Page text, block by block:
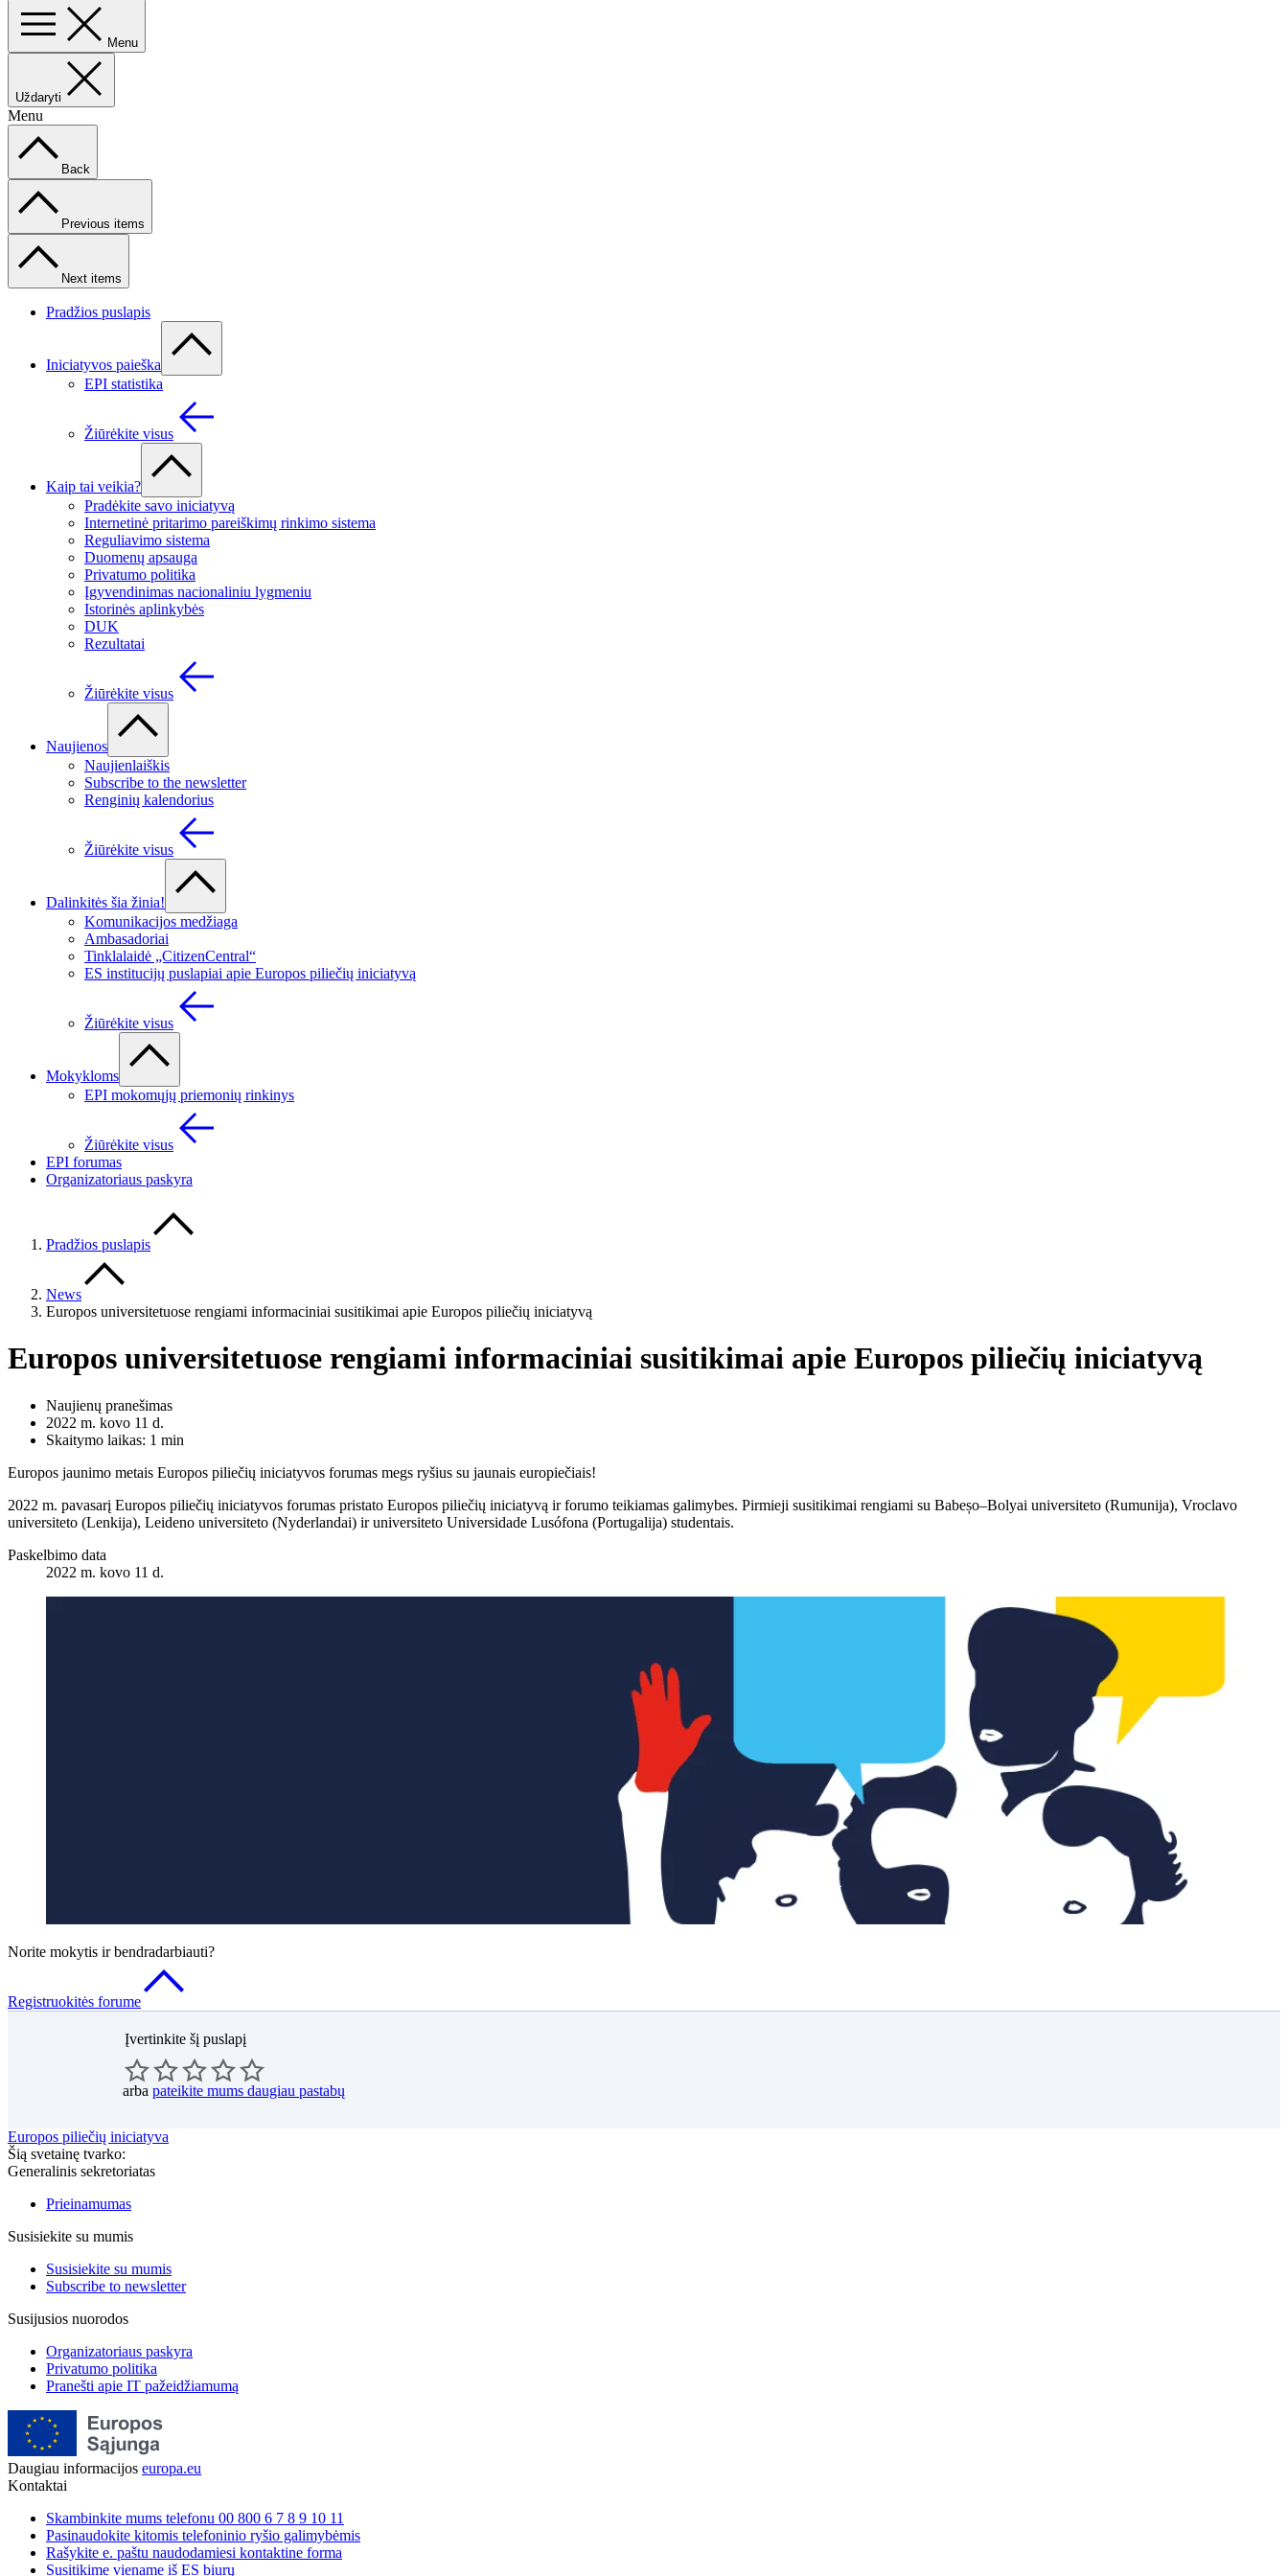
Menu
Uždaryti
Menu
Back
Previous items
Next items
Pradžios puslapis
Iniciatyvos paieška
EPI statistika
Žiūrėkite visus
Kaip tai veikia?
Pradėkite savo iniciatyvą
Internetinė pritarimo pareiškimų rinkimo sistema
Reguliavimo sistema
Duomenų apsauga
Privatumo politika
Įgyvendinimas nacionaliniu lygmeniu
Istorinės aplinkybės
DUK
Rezultatai
Žiūrėkite visus
Naujienos
Naujienlaiškis
Subscribe to the newsletter
Renginių kalendorius
Žiūrėkite visus
Dalinkitės šia žinia!
Komunikacijos medžiaga
Ambasadoriai
Tinklalaidė „CitizenCentral“
ES institucijų puslapiai apie Europos piliečių iniciatyvą
Žiūrėkite visus
Mokykloms
EPI mokomųjų priemonių rinkinys
Žiūrėkite visus
EPI forumas
Organizatoriaus paskyra
Pradžios puslapis
News
Europos universitetuose rengiami informaciniai susitikimai apie Europos piliečių iniciatyvą
Europos universitetuose rengiami informaciniai susitikimai apie Europos piliečių iniciatyvą
Naujienų pranešimas
2022 m. kovo 11 d.
Skaitymo laikas: 1 min
Europos jaunimo metais Europos piliečių iniciatyvos forumas megs ryšius su jaunais europiečiais!
2022 m. pavasarį Europos piliečių iniciatyvos forumas pristato Europos piliečių iniciatyvą ir forumo teikiamas galimybes. Pirmieji susitikimai rengiami su Babeșo–Bolyai universiteto (Rumunija), Vroclavo
universiteto (Lenkija), Leideno universiteto (Nyderlandai) ir universiteto Universidade Lusófona (Portugalija) studentais.
Paskelbimo data
2022 m. kovo 11 d.
Norite mokytis ir bendradarbiauti?
Registruokitės forume
Įvertinkite šį puslapį
arba pateikite mums daugiau pastabų
Europos piliečių iniciatyva
Šią svetainę tvarko:
Generalinis sekretoriatas
Prieinamumas
Susisiekite su mumis
Susisiekite su mumis
Subscribe to newsletter
Susijusios nuorodos
Organizatoriaus paskyra
Privatumo politika
Pranešti apie IT pažeidžiamumą
Daugiau informacijos europa.eu
Kontaktai
Skambinkite mums telefonu 00 800 6 7 8 9 10 11
Pasinaudokite kitomis telefoninio ryšio galimybėmis
Rašykite e. paštu naudodamiesi kontaktine forma
Susitikime viename iš ES biurų